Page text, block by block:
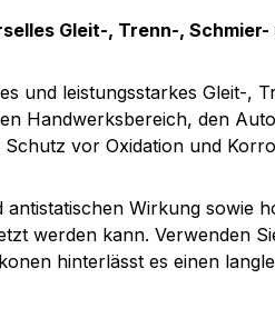
Gleit-, Trenn-,
und leistungsstarkes Gleit-,
Handwerksbereich, den
vor Oxidation und
Wirkung sowie
werden kann. Verwenden
hinterlässt es einen